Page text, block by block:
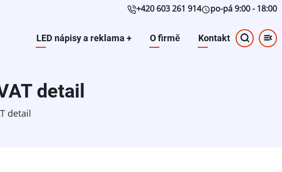
+420 603 261 914 po-pá 9:00 - 18:00
Hlavní
LED nápisy a reklama + O firmě Kontakt
detail
detail